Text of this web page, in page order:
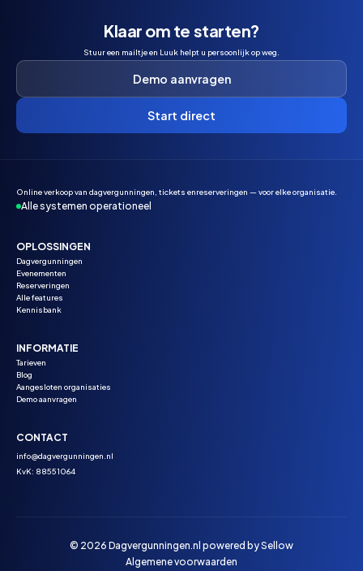
Klaar om te starten?
Stuur een mailtje en Luuk helpt u persoonlijk op weg.
Demo aanvragen
Start direct
Online verkoop van dagvergunningen, tickets enreserveringen — voor elke organisatie.
Alle systemen operationeel
OPLOSSINGEN
Dagvergunningen
Evenementen
Reserveringen
Alle features
Kennisbank
INFORMATIE
Tarieven
Blog
Aangesloten organisaties
Demo aanvragen
CONTACT
info@dagvergunningen.nl
KvK: 88551064
© 2026 Dagvergunningen.nl powered bySellow
Algemene voorwaarden